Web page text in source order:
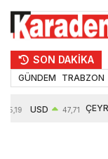
SON DAKİKA
GÜNDEM TRABZON
55,19 USD 47,71